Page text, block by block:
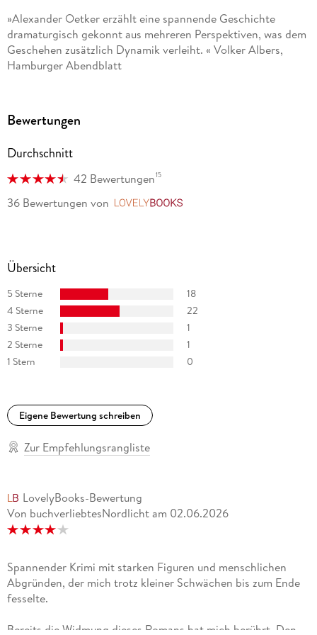
»Alexander Oetker erzählt eine spannende Geschichte
dramaturgisch gekonnt aus mehreren Perspektiven, was dem
Geschehen zusätzlich Dynamik verleiht. « Volker Albers,
Hamburger Abendblatt
Bewertungen
Durchschnitt
42 Bewertungen15
36 Bewertungen von
Übersicht
5 Sterne
18
4 Sterne
22
3 Sterne
1
2 Sterne
1
1 Stern
0
Eigene Bewertung schreiben
Zur Empfehlungsrangliste
LovelyBooks-Bewertung
Von buchverliebtesNordlicht am 02.06.2026
Spannender Krimi mit starken Figuren und menschlichen
Abgründen, der mich trotz kleiner Schwächen bis zum Ende
fesselte.
Bereits die Widmung dieses Romans hat mich berührt. Den